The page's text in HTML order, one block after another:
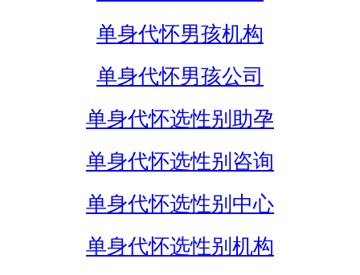
单身代怀男孩机构
单身代怀男孩公司
单身代怀选性别助孕
单身代怀选性别咨询
单身代怀选性别中心
单身代怀选性别机构